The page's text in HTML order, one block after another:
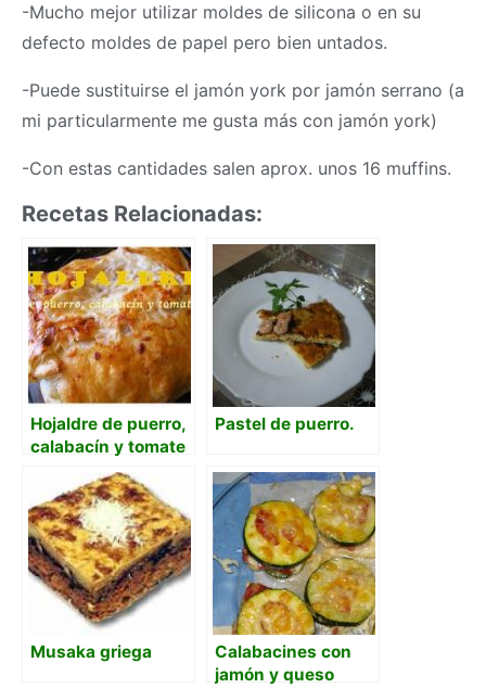
-Mucho mejor utilizar moldes de silicona o en su
defecto moldes de papel pero bien untados.
-Puede sustituirse el jamón york por jamón serrano (a
mi particularmente me gusta más con jamón york)
-Con estas cantidades salen aprox. unos 16 muffins.
Recetas Relacionadas:
Hojaldre de puerro,
calabacín y tomate
Pastel de puerro.
Musaka griega
Calabacines con
jamón y queso